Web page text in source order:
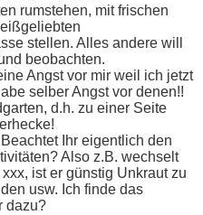
rumstehen, mit frischen
stellen. Alles andere will
beobachten.
Angst vor mir weil ich jetzt
selber Angst vor denen!!
d.h. zu einer Seite
Ihr eigentlich den
Also z.B. wechselt
ist er günstig Unkraut zu
usw. Ich finde das
dazu?